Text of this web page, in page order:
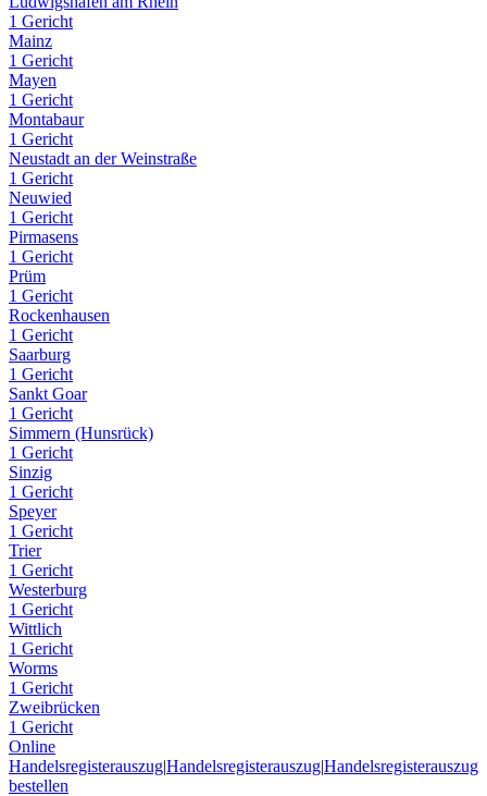
1 Gericht
Mainz
1 Gericht
Mayen
1 Gericht
Montabaur
1 Gericht
Neustadt an der Weinstraße
1 Gericht
Neuwied
1 Gericht
Pirmasens
1 Gericht
Prüm
1 Gericht
Rockenhausen
1 Gericht
Saarburg
1 Gericht
Sankt Goar
1 Gericht
Simmern (Hunsrück)
1 Gericht
Sinzig
1 Gericht
Speyer
1 Gericht
Trier
1 Gericht
Westerburg
1 Gericht
Wittlich
1 Gericht
Worms
1 Gericht
Zweibrücken
1 Gericht
Online
Handelsregisterauszug|Handelsregisterauszug|Handelsregisterauszug
bestellen